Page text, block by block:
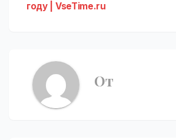
году | VseTime.ru
От